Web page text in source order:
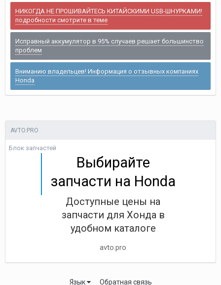
НИКОГДА НЕ ПРОШИВАЙТЕСЬ КИТАЙСКИМИ USB-ШНУРКАМИ!
подробности смотрите в теме
Исправный аккумулятор в 95% случаев решает большинство
проблем
Вниманию владельцев! Информация о отзывных компаниях
Honda
AVTO.PRO
Блок запчастей
Выбирайте
запчасти на Honda
Доступные цены на
запчасти для Хонда в
удобном каталоге
avto.pro
Язык Обратная связь